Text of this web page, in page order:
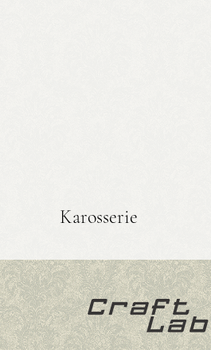
Karosserie